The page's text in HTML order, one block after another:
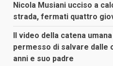
Nicola Musiani ucciso a
strada, fermati quattro
Il video della catena
permesso di salvare dalle
anni e suo padre